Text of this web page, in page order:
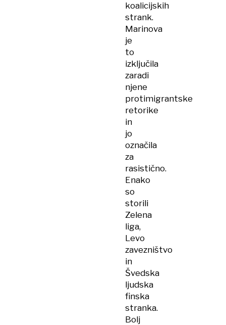
koalicijskih
strank.
Marinova
je
to
izključila
zaradi
njene
protimigrantske
retorike
in
jo
označila
za
rasistično.
Enako
so
storili
Zelena
liga,
Levo
zavezništvo
in
Švedska
ljudska
finska
stranka.
Bolj